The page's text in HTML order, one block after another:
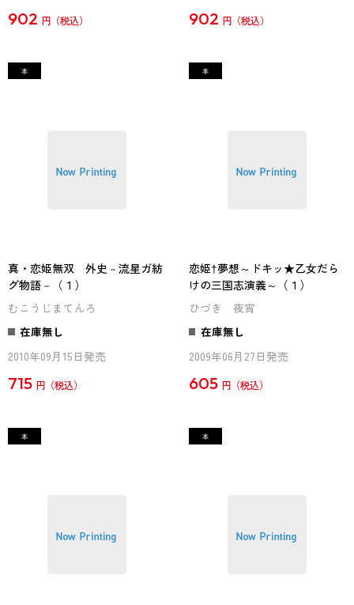
902 円 902 円
真・恋姫無双 外史－流星ガ紡
グ物語－（１）
むこうじまてんろ
在庫無し
2010年09月15日発売
715 円
恋姫†夢想～ドキッ★乙女だら
けの三国志演義～（１）
ひづき 夜宵
在庫無し
2009年06月27日発売
605 円